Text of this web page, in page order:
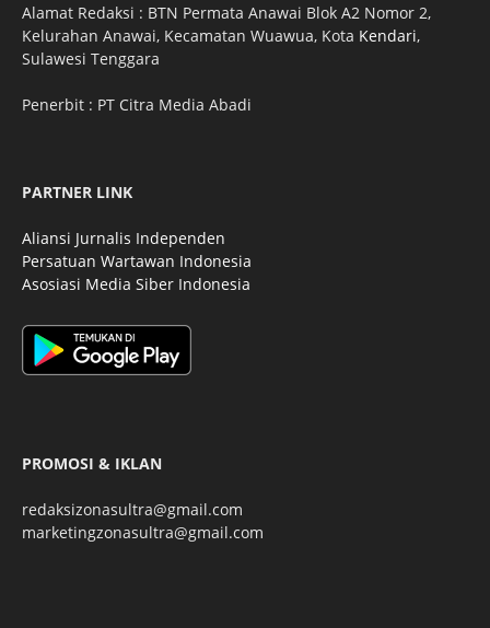
Alamat Redaksi : BTN Permata Anawai Blok A2 Nomor 2,
Kelurahan Anawai, Kecamatan Wuawua, Kota Kendari,
Sulawesi Tenggara
Penerbit : PT Citra Media Abadi
PARTNER LINK
Aliansi Jurnalis Independen
Persatuan Wartawan Indonesia
Asosiasi Media Siber Indonesia
PROMOSI & IKLAN
redaksizonasultra@gmail.com
marketingzonasultra@gmail.com